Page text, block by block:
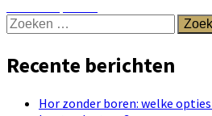
Zoeken
naar:
Recente berichten
Hor zonder boren: welke